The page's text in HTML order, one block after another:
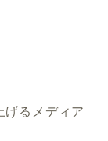
げるメディア